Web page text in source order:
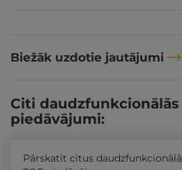
Biežāk uzdotie jautājumi
Citi
piedāvājumi:
Pārskatīt citus